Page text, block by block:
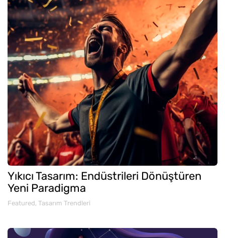
Yıkıcı Tasarım: Endüstrileri Dönüştüren
Yeni Paradigma
Featured, Tasarım Trendleri